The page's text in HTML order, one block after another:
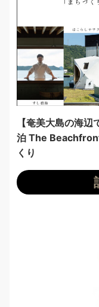
【奄美大島の海
泊 The
くり